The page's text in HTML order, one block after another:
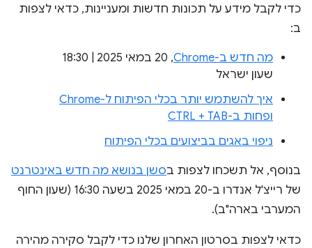
כדי לקבל מידע על תכונות חדשות ומעניינות, כדאי לצפות
ב:
מה חדש ב-Chrome
,‏ 20 במאי 2025 | 18:30
שעון ישראל
איך להשתמש יותר בכלי הפיתוח ל-Chrome
ופחות ב-CTRL + TAB
ניפוי באגים בביצועים בכלי הפיתוח
בנוסף, אל תשכחו לצפות בסשן בנושא מה חדש באינטרנט
של רייצ'ל אנדרו ב-20 במאי 2025 בשעה 16:30 (שעון החוף
המערבי בארה"ב).
כדאי לצפות בסרטון האחרון שלנו כדי לקבל סקירה מהירה